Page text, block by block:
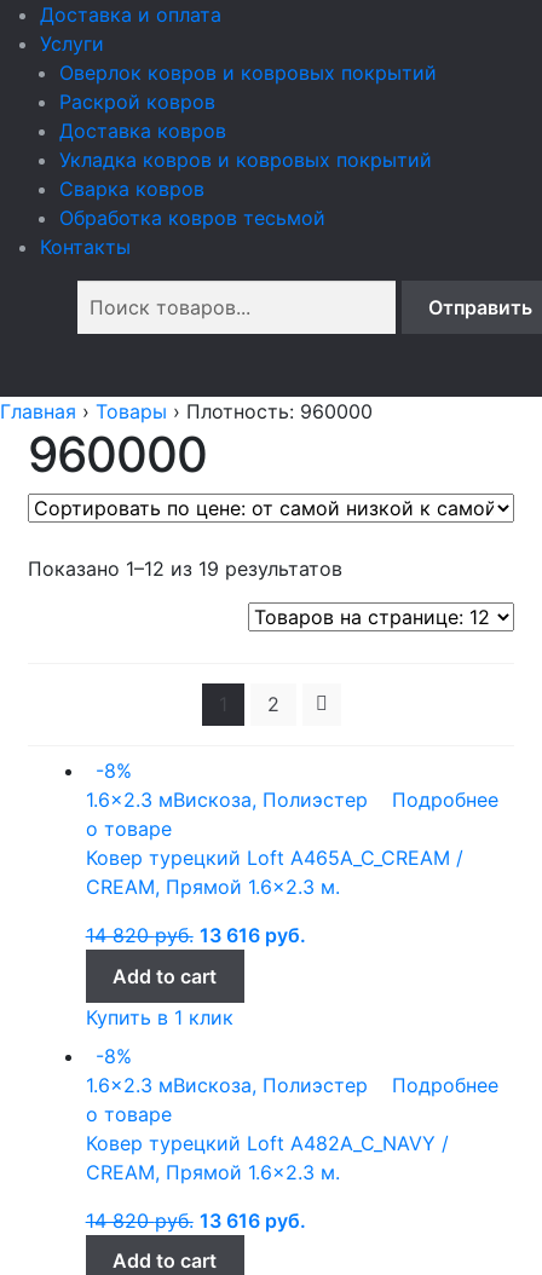
Доставка и оплата
Услуги
Оверлок ковров и ковровых покрытий
Раскрой ковров
Доставка ковров
Укладка ковров и ковровых покрытий
Сварка ковров
Обработка ковров тесьмой
Контакты
Главная › Товары › Плотность: 960000
960000
Показано 1–12 из 19 результатов
1 2
-8%
1.6x2.3 мВискоза, Полиэстер
Подробнее
о товаре
Ковер турецкий Loft A465A_C_CREAM /
CREAM, Прямой 1.6×2.3 м.
14 820руб. 13 616 руб.
Add to cart
Купить в 1 клик
-8%
1.6x2.3 мВискоза, Полиэстер
Подробнее
о товаре
Ковер турецкий Loft A482A_C_NAVY /
CREAM, Прямой 1.6×2.3 м.
14 820руб. 13 616 руб.
Add to cart